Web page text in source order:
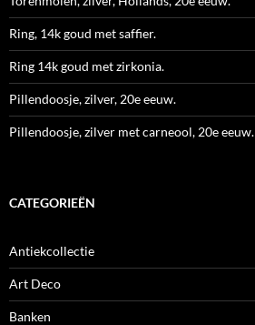
Ring, 14k goud met saffier.
Ring 14k goud met zirkonia.
Pillendoosje, zilver, 20e eeuw.
Pillendoosje, zilver met carneool, 20e eeuw.
CATEGORIEËN
Antiekcollectie
Art Deco
Banken